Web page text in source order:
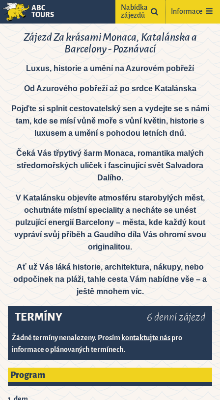
ABC
TOURS Informace
Nabídka
zájezdů
ne
9
16
30
6
Zájezd Za krásami Monaca, Katalánska a
Barcelony - Poznávací
Luxus, historie a umění na Azurovém pobřeží
Od Azurového pobřeží až po srdce Katalánska
Pojďte si splnit cestovatelský sen a vydejte se s námi
tam, kde se mísí vůně moře s vůní květin, historie s
luxusem a umění s pohodou letních dnů.
Čeká Vás třpytivý šarm Monaca, romantika malých
středomořských uliček i fascinující svět Salvadora
Dalího.
V Katalánsku objevíte atmosféru starobylých měst,
ochutnáte místní speciality a necháte se unést
pulzující energií Barcelony – města, kde každý kout
vypráví svůj příběh a Gaudího díla Vás ohromí svou
originalitou.
Ať už Vás láká historie, architektura, nákupy, nebo
odpočinek na pláži, tahle cesta Vám nabídne vše – a
ještě mnohem víc.
TERMÍNY 6 denní zájezd
Žádné termíny nenalezeny. Prosím kontaktujte náspro
informace o plánovaných termínech.
Program